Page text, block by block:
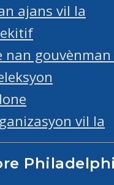
ajans vil la
nan gouvènman
vil la